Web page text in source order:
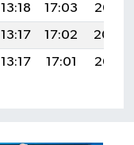
13:18 17:03
20:05
13:17 17:02
20:04
13:17 17:01 20:02